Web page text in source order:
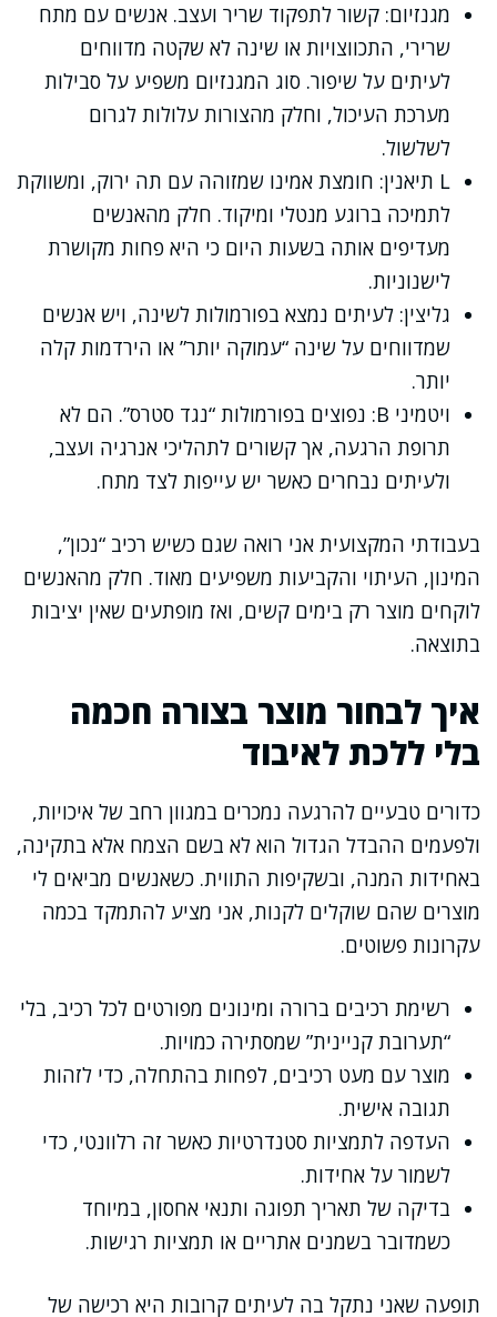
מגנזיום: קשור לתפקוד שריר ועצב. אנשים עם מתח
שרירי, התכווצויות או שינה לא שקטה מדווחים
לעיתים על שיפור. סוג המגנזיום משפיע על סבילות
מערכת העיכול, וחלק מהצורות עלולות לגרום
לשלשול.
L תיאנין: חומצת אמינו שמזוהה עם תה ירוק, ומשווקת
לתמיכה ברוגע מנטלי ומיקוד. חלק מהאנשים
מעדיפים אותה בשעות היום כי היא פחות מקושרת
לישנוניות.
גליצין: לעיתים נמצא בפורמולות לשינה, ויש אנשים
שמדווחים על שינה “עמוקה יותר” או הירדמות קלה
יותר.
ויטמיני B: נפוצים בפורמולות “נגד סטרס”. הם לא
תרופת הרגעה, אך קשורים לתהליכי אנרגיה ועצב,
ולעיתים נבחרים כאשר יש עייפות לצד מתח.
בעבודתי המקצועית אני רואה שגם כשיש רכיב “נכון”,
המינון, העיתוי והקביעות משפיעים מאוד. חלק מהאנשים
לוקחים מוצר רק בימים קשים, ואז מופתעים שאין יציבות
בתוצאה.
איך לבחור מוצר בצורה חכמה
בלי ללכת לאיבוד
כדורים טבעיים להרגעה נמכרים במגוון רחב של איכויות,
ולפעמים ההבדל הגדול הוא לא בשם הצמח אלא בתקינה,
באחידות המנה, ובשקיפות התווית. כשאנשים מביאים לי
מוצרים שהם שוקלים לקנות, אני מציע להתמקד בכמה
עקרונות פשוטים.
רשימת רכיבים ברורה ומינונים מפורטים לכל רכיב, בלי
“תערובת קניינית” שמסתירה כמויות.
מוצר עם מעט רכיבים, לפחות בהתחלה, כדי לזהות
תגובה אישית.
העדפה לתמציות סטנדרטיות כאשר זה רלוונטי, כדי
לשמור על אחידות.
בדיקה של תאריך תפוגה ותנאי אחסון, במיוחד
כשמדובר בשמנים אתריים או תמציות רגישות.
תופעה שאני נתקל בה לעיתים קרובות היא רכישה של